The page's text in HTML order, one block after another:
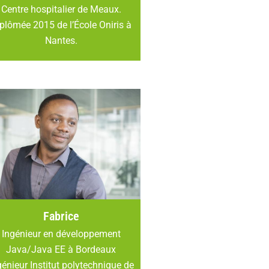
Centre hospitalier de Meaux.
2015 de l’École Oniris à
Nantes.
Fabrice
Ingénieur en développement
Java/Java EE à Bordeaux
Institut polytechnique de